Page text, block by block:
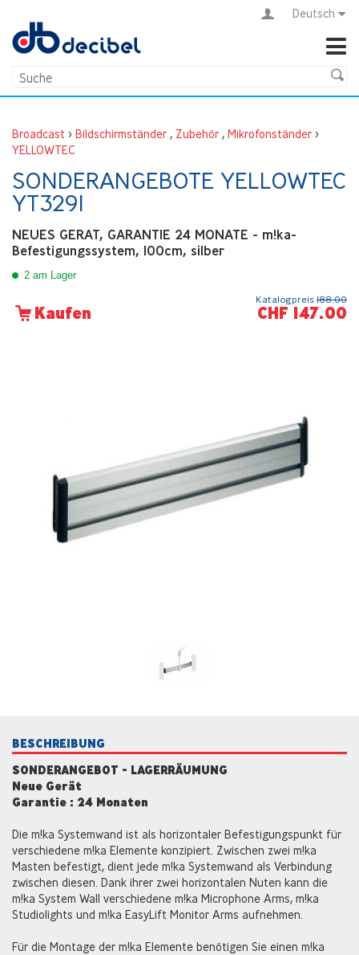
Deutsch
Broadcast > Bildschirmständer , Zubehör , Mikrofonständer >
YELLOWTEC
SONDERANGEBOTE YELLOWTEC
YT3291
NEUES GERAT, GARANTIE 24 MONATE - m!ka-
Befestigungssystem, 100cm, silber
2 am Lager
Kaufen
Katalogpreis 188.00
CHF 147.00
BESCHREIBUNG
SONDERANGEBOT - LAGERRÄUMUNG
Neue Gerät
Garantie : 24 Monaten
Die m!ka Systemwand ist als horizontaler Befestigungspunkt für
verschiedene m!ka Elemente konzipiert. Zwischen zwei m!ka
Masten befestigt, dient jede m!ka Systemwand als Verbindung
zwischen diesen. Dank ihrer zwei horizontalen Nuten kann die
m!ka System Wall verschiedene m!ka Microphone Arms, m!ka
Studiolights und m!ka EasyLift Monitor Arms aufnehmen.
Für die Montage der m!ka Elemente benötigen Sie einen m!ka